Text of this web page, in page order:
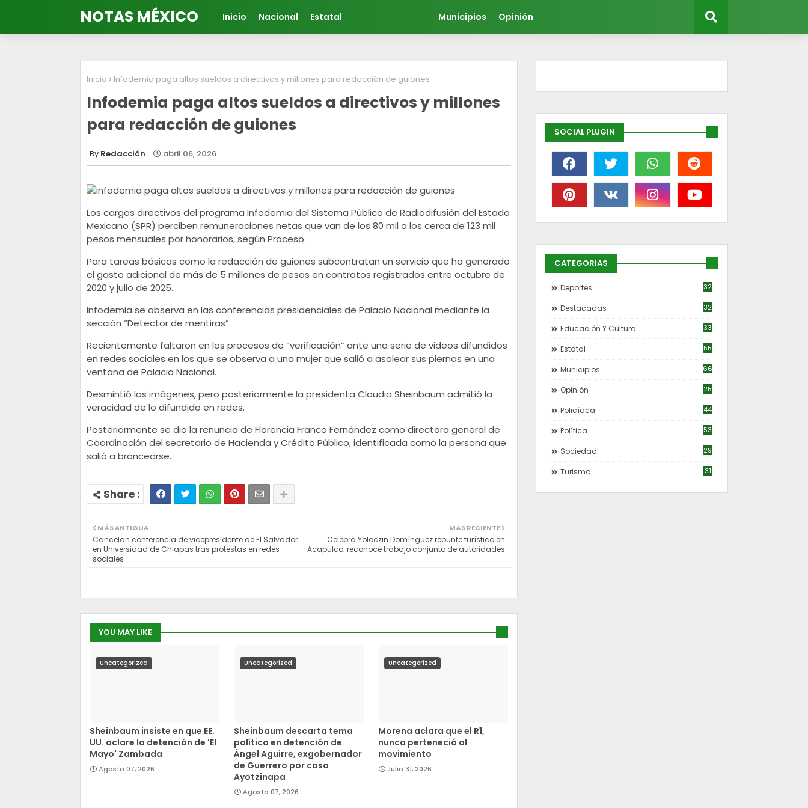
NOTAS MÉXICO Inicio Nacional Estatal Municipios Opinión
Inicio Infodemia paga altos sueldos a directivos y millones para redacción de guiones
Infodemia paga altos sueldos a directivos y millones
para redacción de guiones
Redacción abril 06, 2026
Los cargos directivos del programa Infodemia del Sistema Público de Radiodifusión del Estado
Mexicano (SPR) perciben remuneraciones netas que van de los 80 mil a los cerca de 123 mil
pesos mensuales por honorarios, según Proceso.
Para tareas básicas como la redacción de guiones subcontratan un servicio que ha generado
el gasto adicional de más de 5 millones de pesos en contratos registrados entre octubre de
2020 y julio de 2025.
Infodemia se observa en las conferencias presidenciales de Palacio Nacional mediante la
sección “Detector de mentiras”.
Recientemente faltaron en los procesos de “verificación” ante una serie de videos difundidos
en redes sociales en los que se observa a una mujer que salió a asolear sus piernas en una
ventana de Palacio Nacional.
Desmintió las imágenes, pero posteriormente la presidenta Claudia Sheinbaum admitió la
veracidad de lo difundido en redes.
Posteriormente se dio la renuncia de Florencia Franco Fernández como directora general de
Coordinación del secretario de Hacienda y Crédito Público, identificada como la persona que
salió a broncearse.
MÁS RECIENTE
Celebra Yoloczin Domínguez repunte turístico en
Acapulco; reconoce trabajo conjunto de autoridades
MÁS ANTIGUA
Cancelan conferencia de vicepresidente de El Salvador
en Universidad de Chiapas tras protestas en redes
sociales
YOU MAY LIKE
Uncategorized
Sheinbaum insiste en que EE.
UU. aclare la detención de 'El
Mayo' Zambada
Agosto 07, 2026
Uncategorized
Sheinbaum descarta tema
político en detención de
Ángel Aguirre, exgobernador
de Guerrero por caso
Ayotzinapa
Agosto 07, 2026
Uncategorized
Morena aclara que el R1,
nunca perteneció al
movimiento
Julio 31, 2026
SOCIAL PLUGIN
CATEGORIAS
Deportes 32
Destacadas 32
Educación Y Cultura 33
Estatal 55
Municipios 66
Opinión 25
Policíaca 44
Política 53
Sociedad 29
Turismo 31